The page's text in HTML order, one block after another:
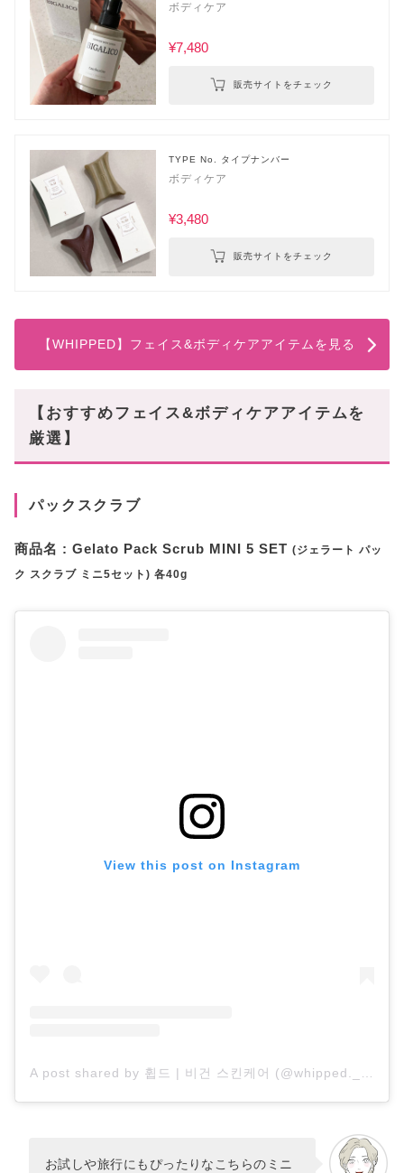
ボディケア
¥7,480
販売サイトをチェック
TYPE No. タイプナンバー
ボディケア
¥3,480
販売サイトをチェック
【WHIPPED】フェイス&ボディケアアイテムを見る
【おすすめフェイス&ボディケアアイテムを
厳選】
パックスクラブ
商品名 : Gelato Pack Scrub MINI 5 SET (ジェラート パッ
ク スクラブ ミニ5セット) 各40g
View this post on Instagram
お試しや旅行にもぴったりなこちらのミニ